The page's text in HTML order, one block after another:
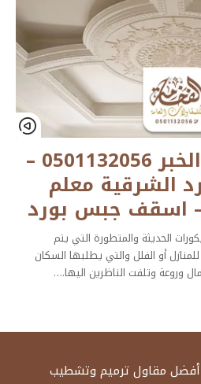
ديكورات جبس الخبر 0501132056 –
الشرقية معلم
اسقف جبس بورد
الحديثة والمتطورة التي يتم
أو الفلل والتي يطلبها السكان
وروعة وتلفت الناظرين اليها.…
، أفضل مقاول ترميم وتشطيب